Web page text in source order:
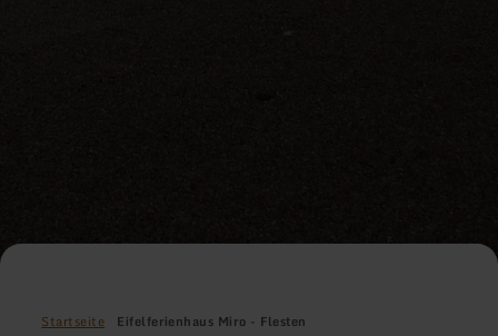
Startseite Eifelferienhaus Miro - Flesten